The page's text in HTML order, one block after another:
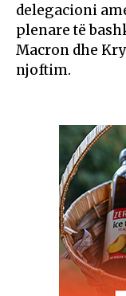
delegacioni
plenare të
Macron dhe
njoftim.